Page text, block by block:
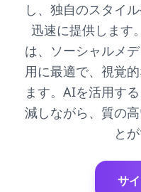
し、独自のスタイ
迅速に提供します
は、ソーシャルメ
用に最適で、視覚
ます。AIを活用す
減しながら、質の
と
サ